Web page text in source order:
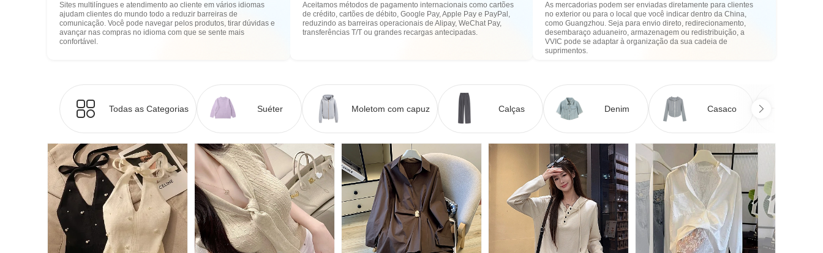
Sites multilíngues e atendimento ao cliente em vários idiomas
ajudam clientes do mundo todo a reduzir barreiras de
comunicação. Você pode navegar pelos produtos, tirar dúvidas e
avançar nas compras no idioma com que se sente mais
confortável.
Aceitamos métodos de pagamento internacionais como cartões
de crédito, cartões de débito, Google Pay, Apple Pay e PayPal,
reduzindo as barreiras operacionais de Alipay, WeChat Pay,
transferências T/T ou grandes recargas antecipadas.
As mercadorias podem ser enviadas diretamente para clientes
no exterior ou para o local que você indicar dentro da China,
como Guangzhou. Seja para envio direto, redirecionamento,
desembaraço aduaneiro, armazenagem ou redistribuição, a
VVIC pode se adaptar à organização da sua cadeia de
suprimentos.
Todas as Categorias Suéter Moletom com capuz Calças Denim Casaco